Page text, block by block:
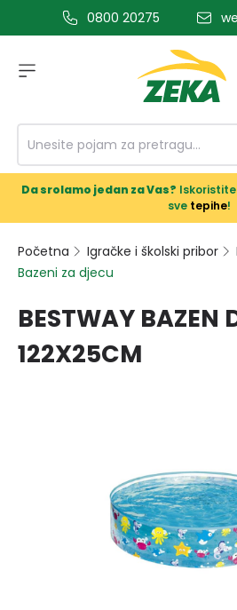
glavni sadržaj0800 20275
Da srolamo jedan za Vas?
sve tepihe!
Početna Igračke i školski pribor
Bazeni za djecu
BESTWAY BAZEN
122X25CM